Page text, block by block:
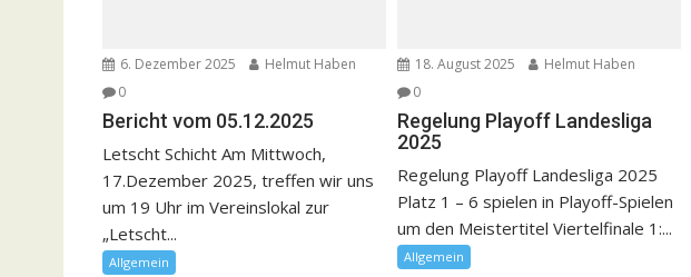
6. Dezember 2025
Helmut Haben
0
Bericht vom 05.12.2025
Letscht Schicht Am Mittwoch,
17.Dezember 2025, treffen wir uns
um 19 Uhr im Vereinslokal zur
„Letscht...
Allgemein
18. August 2025
Helmut Haben
0
Regelung Playoff Landesliga
2025
Regelung Playoff Landesliga 2025
Platz 1 – 6 spielen in Playoff-Spielen
um den Meistertitel Viertelfinale 1:...
Allgemein